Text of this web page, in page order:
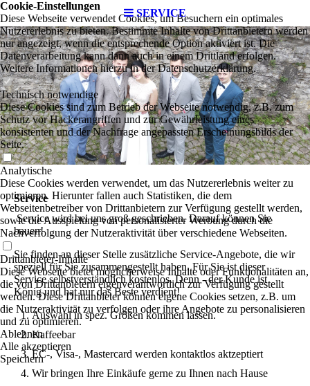
SERVICE
Service
Service wird bei uns groß geschrieben. Darauf können Sie
bauen!
Sie finden an dieser Stelle zusätzliche Service-Angebote, die wir
speziell für Sie zusammengestellt haben. Für Sie ist dieser
Service selbstverständlich kostenlos. Denn - der Kunde ist
König und hat nur das Beste verdient!
Auswahl in spez. Größen kommen lassen.
Kaffeebar
EC-, Visa-, Mastercard werden kontaktlos aktzeptiert
Wir bringen Ihre Einkäufe gerne zu Ihnen nach Hause
Cookie-Einstellungen
Diese Webseite verwendet Cookies, um Besuchern ein optimales
Nutzererlebnis zu bieten. Bestimmte Inhalte von Drittanbietern werden
nur angezeigt, wenn die entsprechende Option aktiviert ist. Die
Datenverarbeitung kann dann auch in einem Drittland erfolgen.
Weitere Informationen hierzu in der Datenschutzerklärung.
Technisch notwendige
Diese Cookies sind zum Betrieb der Webseite notwendig, z.B. zum
Schutz vor Hackerangriffen und zur Gewährleistung eines
konsistenten und der Nachfrage angepassten Erscheinungsbilds der
Seite.
Analytische
Diese Cookies werden verwendet, um das Nutzererlebnis weiter zu
optimieren. Hierunter fallen auch Statistiken, die dem
Webseitenbetreiber von Drittanbietern zur Verfügung gestellt werden,
sowie die Ausspielung von personalisierter Werbung durch die
Nachverfolgung der Nutzeraktivität über verschiedene Webseiten.
Drittanbieter-Inhalte
Diese Webseite bietet möglicherweise Inhalte oder Funktionalitäten an,
die von Drittanbietern eigenverantwortlich zur Verfügung gestellt
werden. Diese Drittanbieter können eigene Cookies setzen, z.B. um
die Nutzeraktivität zu verfolgen oder ihre Angebote zu personalisieren
und zu optimieren.
Ablehnen
Alle akzeptieren
Speichern